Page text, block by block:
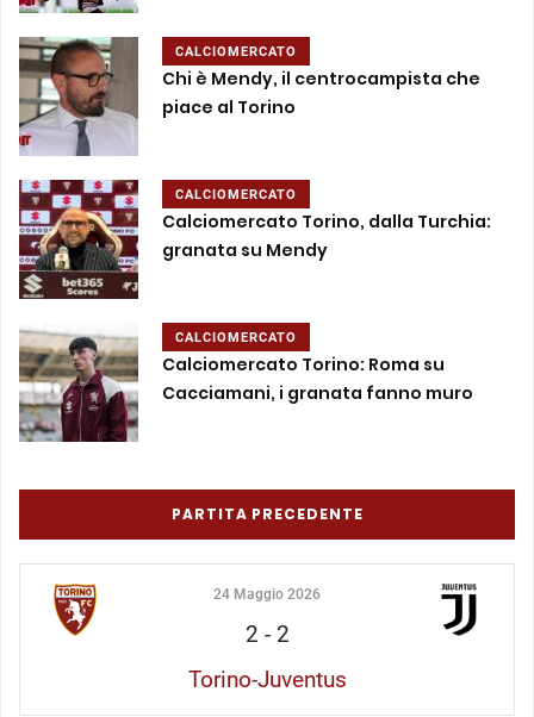
CALCIOMERCATO
Chi è Mendy, il centrocampista che
piace al Torino
CALCIOMERCATO
Calciomercato Torino, dalla Turchia:
granata su Mendy
CALCIOMERCATO
Calciomercato Torino: Roma su
Cacciamani, i granata fanno muro
PARTITA PRECEDENTE
24 Maggio 2026
2 - 2
Torino-Juventus